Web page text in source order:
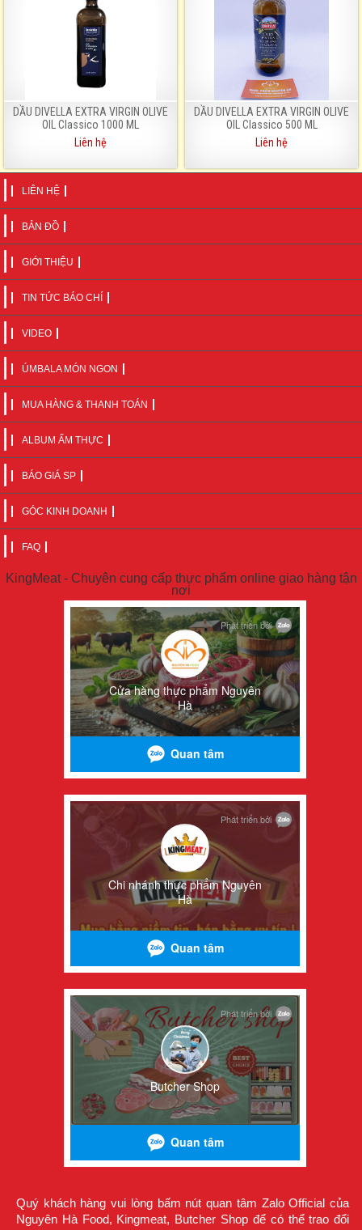
DẦU DIVELLA EXTRA VIRGIN OLIVE
OIL Classico 1000 ML
Liên hệ
DẦU DIVELLA EXTRA VIRGIN OLIVE
OIL Classico 500 ML
Liên hệ
LIÊN HỆ
BẢN ĐỒ
GIỚI THIỆU
TIN TỨC BÁO CHÍ
VIDEO
ÚMBALA MÓN NGON
MUA HÀNG & THANH TOÁN
ALBUM ẨM THỰC
BÁO GIÁ SP
GÓC KINH DOANH
FAQ
KingMeat - Chuyên cung cấp thực phẩm online giao hàng tận
nơi
Quý khách hàng vui lòng bấm nút quan tâm Zalo Official của
Nguyên Hà Food, Kingmeat, Butcher Shop để có thể trao đổi